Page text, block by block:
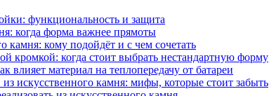
функциональность и защита
когда форма важнее прямоты
камня: кому подойдёт и с чем сочетать
кромкой: когда стоит выбрать нестандартную форму
материал на теплопередачу от батареи
искусственного камня: мифы, которые стоит забыть